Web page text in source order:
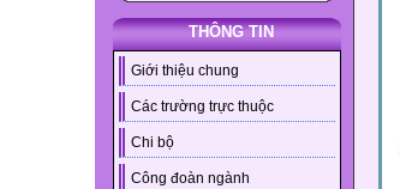
THÔNG TIN
Giới thiệu chung
Các trường trực thuộc
Chi bộ
Công đoàn ngành